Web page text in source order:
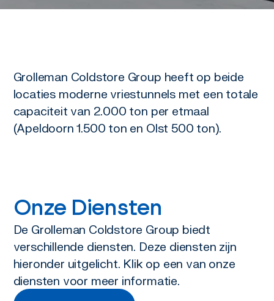
Grolleman Coldstore Group heeft op beide
locaties moderne vriestunnels met een totale
capaciteit van 2.000 ton per etmaal
(Apeldoorn 1.500 ton en Olst 500 ton).
Onze Diensten
De Grolleman Coldstore Group biedt
verschillende diensten. Deze diensten zijn
hieronder uitgelicht. Klik op een van onze
diensten voor meer informatie.